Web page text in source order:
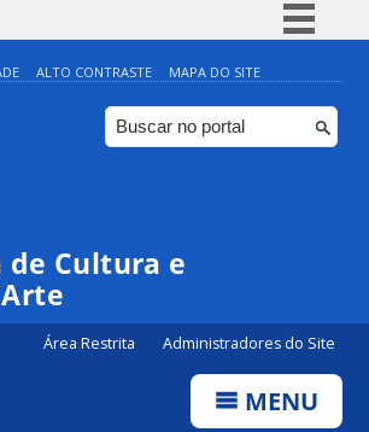
Simplifique!
Comunica BR
Participe
ALTO CONTRASTE MAPA DO SITE
de Cultura e
Área Restrita Administradores do Site
MENU